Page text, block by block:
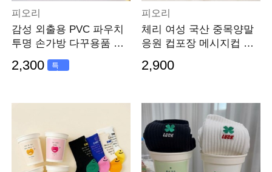
피오리
감성 외출용 PVC 파우치
투명 손가방 다꾸용품 미
니 이너백
2,300
특
가
피오리
체리 여성 국산 중목양말
응원 컵포장 메시지컵 양
2,900